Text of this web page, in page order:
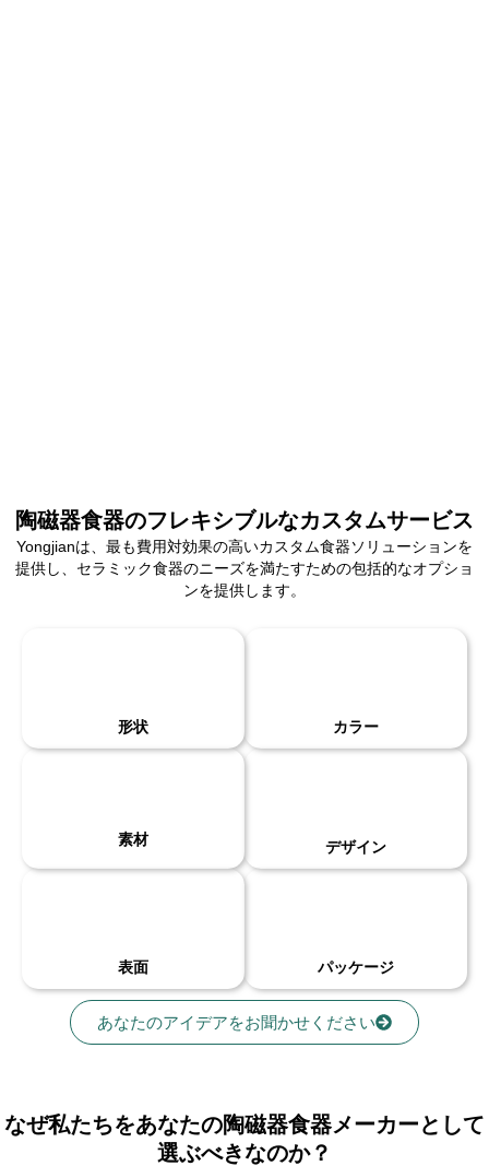
陶磁器食器のフレキシブルなカスタムサービス
Yongjianは、最も費用対効果の高いカスタム食器ソリューションを
提供し、セラミック食器のニーズを満たすための包括的なオプショ
ンを提供します。
形状 カラー
素材 デザイン
表面 パッケージ
あなたのアイデアをお聞かせください
なぜ私たちをあなたの陶磁器食器メーカーとして
選ぶべきなのか？